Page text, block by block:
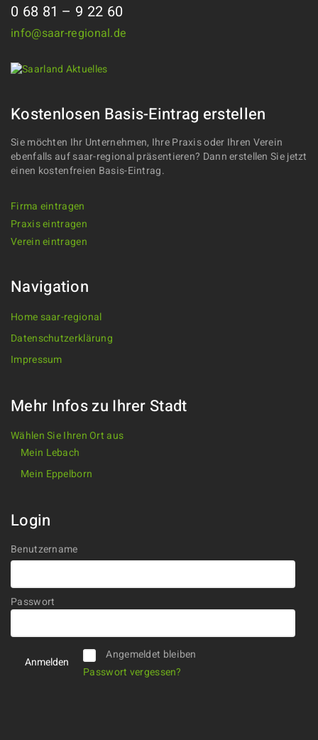
0 68 81 – 9 22 60
info@saar-regional.de
Kostenlosen Basis-Eintrag erstellen
Sie möchten Ihr Unternehmen, Ihre Praxis oder Ihren Verein
ebenfalls auf saar-regional präsentieren? Dann erstellen Sie jetzt
einen kostenfreien Basis-Eintrag.
Firma eintragen
Praxis eintragen
Verein eintragen
Navigation
Home saar-regional
Datenschutzerklärung
Impressum
Mehr Infos zu Ihrer Stadt
Wählen Sie Ihren Ort aus
Mein Lebach
Mein Eppelborn
Login
Benutzername
Passwort
Angemeldet bleiben
Passwort vergessen?